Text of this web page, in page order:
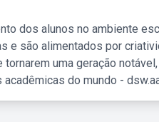
dos alunos no ambiente
e são alimentados por
uma geração
do mundo -